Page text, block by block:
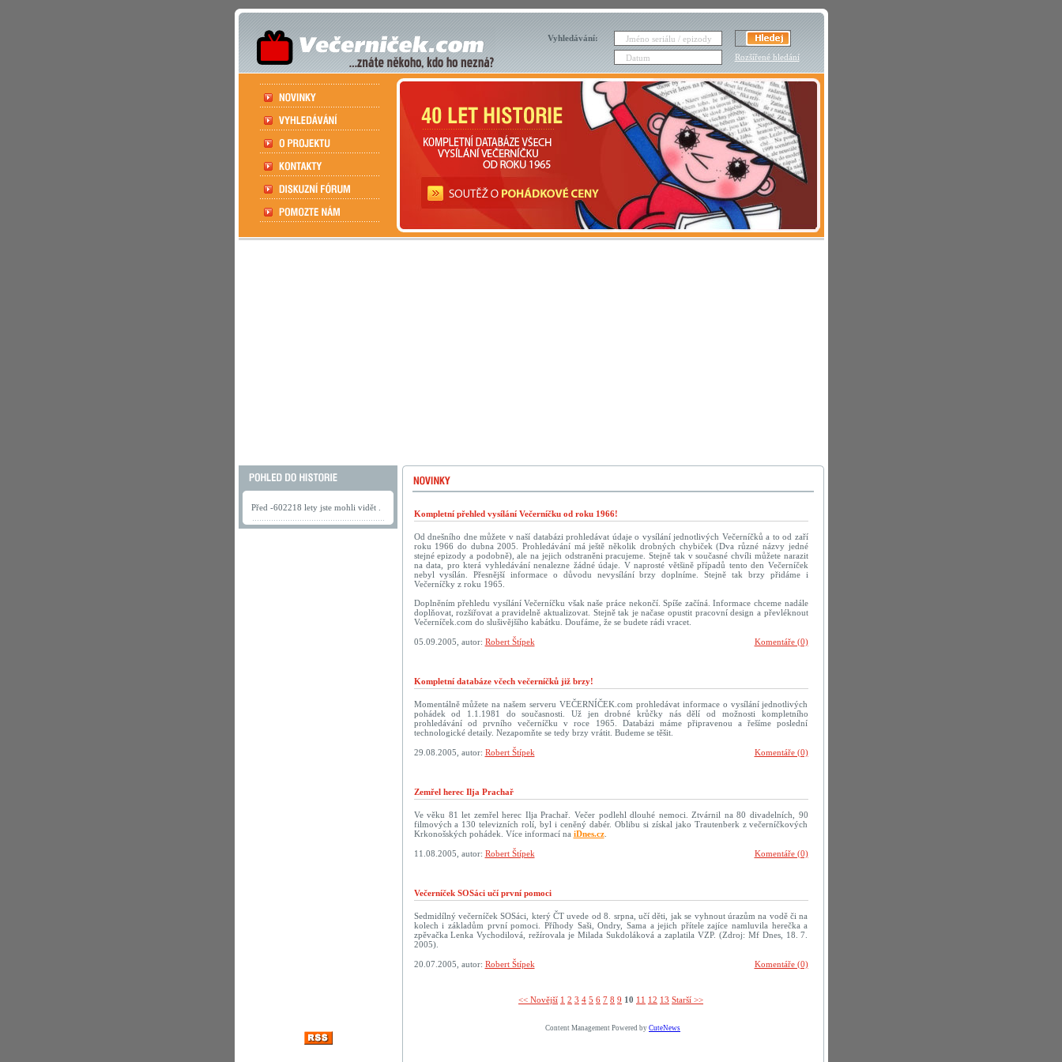
Vyhledávání:
Rozšířené hledání
Před -602218 lety jste mohli vidět .
Kompletní přehled vysílání Večerníčku od roku 1966!
Od dnešního dne můžete v naší databázi prohledávat údaje o vysílání jednotlivých Večerníčků a to od zaří
roku 1966 do dubna 2005. Prohledávání má ještě několik drobných chybiček (Dva různé názvy jedné
stejné epizody a podobně), ale na jejich odstraněni pracujeme. Stejně tak v současné chvíli můžete narazit
na data, pro která vyhledávání nenalezne žádné údaje. V naprosté většině případů tento den Večerníček
nebyl vysílán. Přesnější informace o důvodu nevysílání brzy doplníme. Stejně tak brzy přidáme i
Večerníčky z roku 1965.
Doplněním přehledu vysílání Večerníčku však naše práce nekončí. Spíše začíná. Informace chceme nadále
doplňovat, rozšiřovat a pravidelně aktualizovat. Stejně tak je načase opustit pracovní design a převléknout
Večerníček.com do slušivějšího kabátku. Doufáme, že se budete rádi vracet.
Komentáře (0)
05.09.2005, autor: Robert Štípek
Kompletní databáze včech večerníčků již brzy!
Momentálně můžete na našem serveru VEČERNÍČEK.com prohledávat informace o vysílání jednotlivých
pohádek od 1.1.1981 do současnosti. Už jen drobné krůčky nás dělí od možnosti kompletního
prohledávání od prvního večerníčku v roce 1965. Databázi máme připravenou a řešíme poslední
technologické detaily. Nezapomňte se tedy brzy vrátit. Budeme se těšit.
Komentáře (0)
29.08.2005, autor: Robert Štípek
Zemřel herec Ilja Prachař
Ve věku 81 let zemřel herec Ilja Prachař. Večer podlehl dlouhé nemoci. Ztvárnil na 80 divadelních, 90
filmových a 130 televizních rolí, byl i ceněný dabér. Oblibu si získal jako Trautenberk z večerníčkových
Krkonošských pohádek. Více informací na iDnes.cz.
Komentáře (0)
11.08.2005, autor: Robert Štípek
Večerníček SOSáci učí první pomoci
Sedmidílný večerníček SOSáci, který ČT uvede od 8. srpna, učí děti, jak se vyhnout úrazům na vodě či na
kolech i základům první pomoci. Příhody Saši, Ondry, Sama a jejich přítele zajíce namluvila herečka a
zpěvačka Lenka Vychodilová, režírovala je Milada Sukdoláková a zaplatila VZP. (Zdroj: Mf Dnes, 18. 7.
2005).
Komentáře (0)
20.07.2005, autor: Robert Štípek
<< Novější­ 1 2 3 4 5 6 7 8 9 10 11 12 13 Starší >>
Content Management Powered by CuteNews